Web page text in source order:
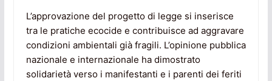
L’approvazione del progetto di legge si inserisce
tra le pratiche ecocide e contribuisce ad aggravare
condizioni ambientali già fragili. L’opinione pubblica
nazionale e internazionale ha dimostrato
solidarietà verso i manifestanti e i parenti dei feriti